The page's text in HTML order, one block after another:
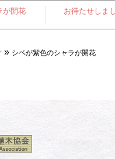
が開花 お待たせしま
» シベが紫色のシャラが開花